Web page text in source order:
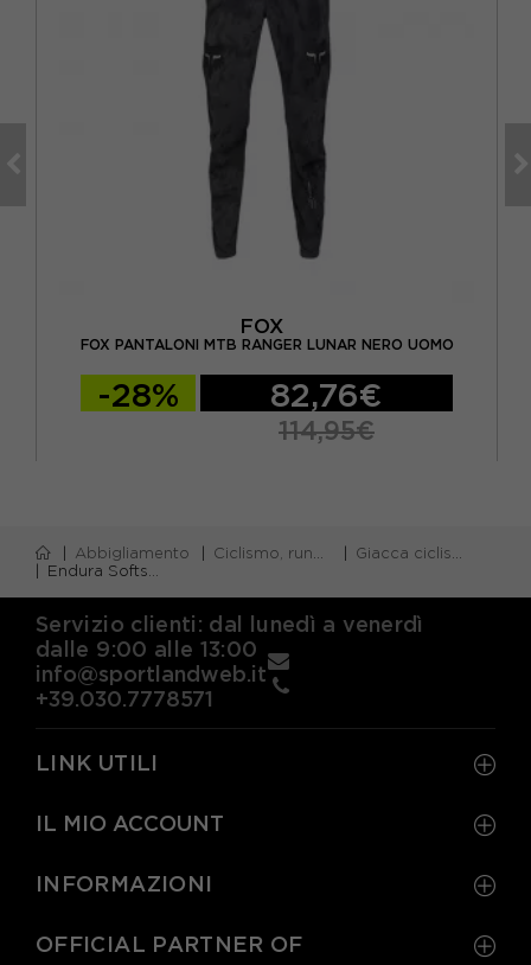
FOX
FOX PANTALONI MTB RANGER LUNAR NERO UOMO
-28% 82,76€
114,95€
Abbigliamento Ciclismo, running e piscina
Giacca ciclismo
Endura Softshell Mtb Mt500 Polartec Nero Uomo
Servizio clienti: dal lunedì a venerdì
dalle 9:00 alle 13:00
info@sportlandweb.it
+39.030.7778571
LINK UTILI
IL MIO ACCOUNT
INFORMAZIONI
OFFICIAL PARTNER OF